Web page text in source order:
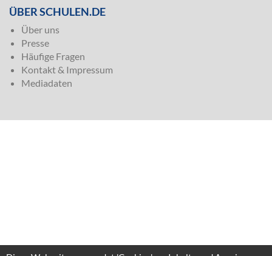
ÜBER SCHULEN.DE
Über uns
Presse
Häufige Fragen
Kontakt & Impressum
Mediadaten